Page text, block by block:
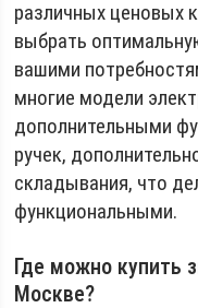
различных ценовых
выбрать
вашими
многие модели
дополнительными
ручек,
складывания, что
функциональными.
Где можно купить
Москве?